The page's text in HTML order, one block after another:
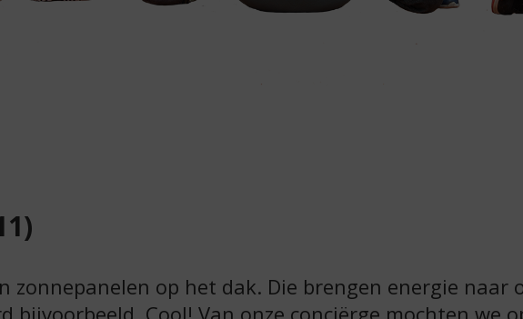
zonnepanelen op het dak. Die brengen energie naar